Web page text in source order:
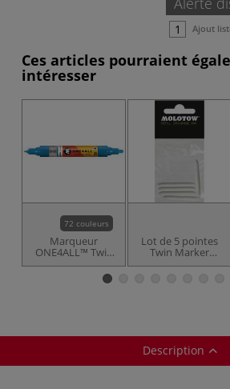
Ajout
Ces articles pourraient
intéresser
72 couleurs
Marqueur
ONE4ALL™ Twin
Marker Molotow
(double-pointe)
Lot de 5 pointes
Twin Marker
Molotow
Description